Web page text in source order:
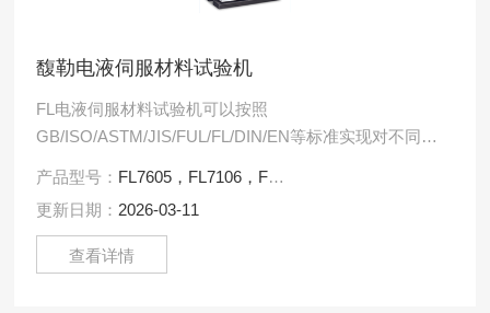
馥勒电液伺服材料试验机
FL电液伺服材料试验机可以按照
GB/ISO/ASTM/JIS/FUL/FL/DIN/EN等标准实现对不同材
等类型.....
产品型号： FL7605，FL7106，FL7150，FL7206
更新日期： 2026-03-11
查看详情